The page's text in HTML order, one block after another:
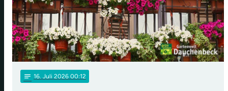
notes 16. Juli 2026 00:12